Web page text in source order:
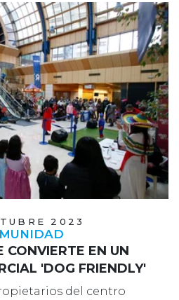
2023
CONVIERTE EN UN
'DOG FRIENDLY'
del centro